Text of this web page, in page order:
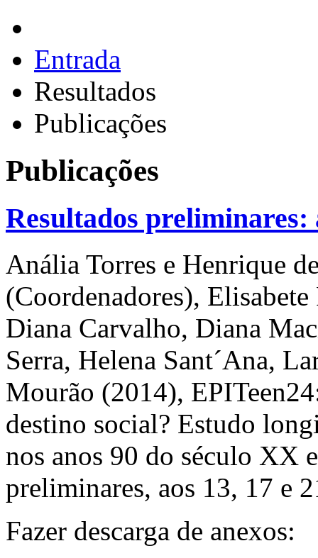
Entrada
Resultados
Publicações
Publicações
Resultados preliminares:
Anália Torres e Henrique
(Coordenadores),
Diana Carvalho, Diana
Serra, Helena Sant´Ana,
Mourão (2014),
destino social? Estudo
nos anos 90 do século XX
preliminares, aos 13, 17 e
Fazer descarga de anexos: